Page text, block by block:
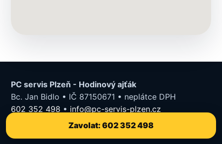
PC servis Plzeň - Hodinový ajťák
Bc. Jan Bidlo • IČ 87150671 • neplátce DPH
602 352 498 • info@pc-servis-plzen.cz
Partyzánská 25, 312 00 Plzeň
Zavolat: 602 352 498